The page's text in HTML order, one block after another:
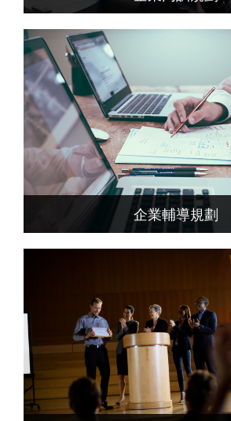
企業輔導規劃